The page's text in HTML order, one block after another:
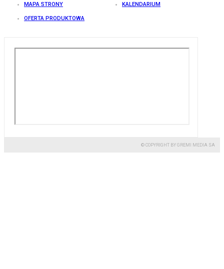
MAPA STRONY KALENDARIUM
OFERTA PRODUKTOWA
© COPYRIGHT BY GREMI MEDIA SA